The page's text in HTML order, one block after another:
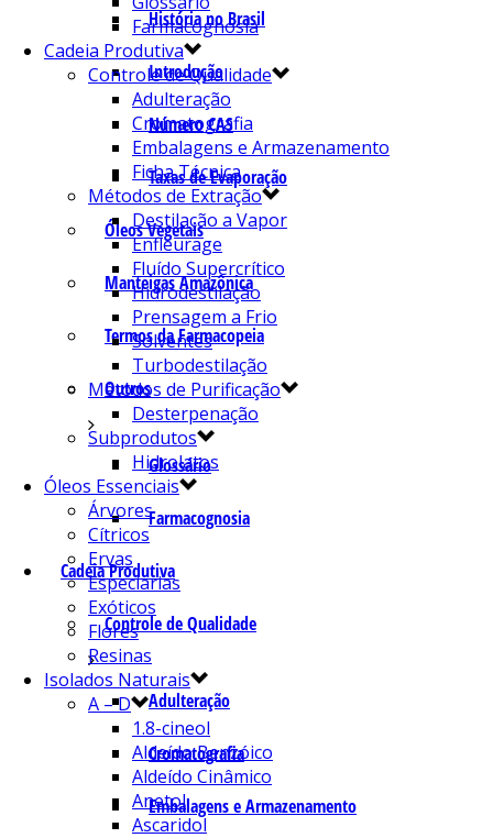
História no Brasil
Introdução
Número CAS
Taxas de Evaporação
Óleos Vegetais
Manteigas Amazônica
Termos da Farmacopeia
Outros
Glossário
Farmacognosia
Cadeia Produtiva
Controle de Qualidade
Adulteração
Cromatografia
Embalagens e Armazenamento
Farmacognosia
Cadeia Produtiva
Controle de Qualidade
Adulteração
Cromatografia
Embalagens e Armazenamento
Ficha Técnica
Métodos de Extração
Destilação a Vapor
Enfleurage
Fluído Supercrítico
Hidrodestilação
Prensagem a Frio
Solventes
Turbodestilação
Métodos de Purificação
Desterpenação
Subprodutos
Hidrolatos
Óleos Essenciais
Árvores
Cítricos
Ervas
Especiarias
Exóticos
Flores
Resinas
Isolados Naturais
A – D
1.8-cineol
Aldeído Benzóico
Aldeído Cinâmico
Anetol
Ascaridol